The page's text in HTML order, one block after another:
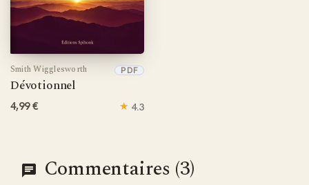
Smith Wigglesworth
Dévotionnel
PDF
4,99 € ★ 4.3
Commentaires (3)